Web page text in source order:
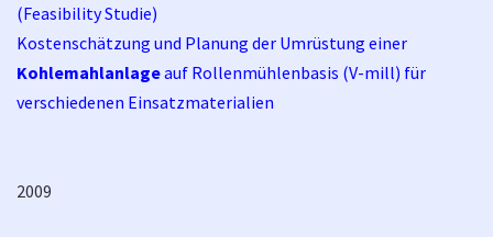
(Feasibility Studie)
Kostenschätzung und Planung der Umrüstung einer
Kohlemahlanlageauf Rollenmühlenbasis (V-mill) für
verschiedenen Einsatzmaterialien
2009